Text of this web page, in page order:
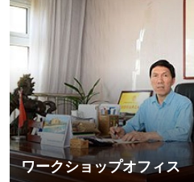
ワークショップオフィス